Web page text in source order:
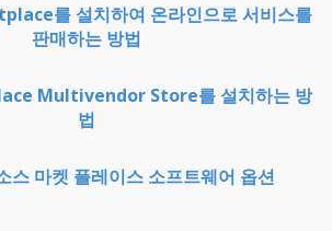
를 설치하여 온라인으로 서비스를
판매하는 방법
Multivendor Store를 설치하는 방
법
스 마켓 플레이스 소프트웨어 옵션